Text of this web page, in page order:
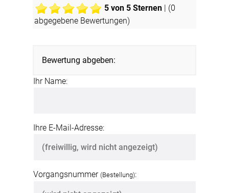
5 von 5 Sternen | (0
abgegebene Bewertungen)
Bewertung abgeben:
Ihr Name:
Ihre E-Mail-Adresse:
Vorgangsnummer (Bestellung):